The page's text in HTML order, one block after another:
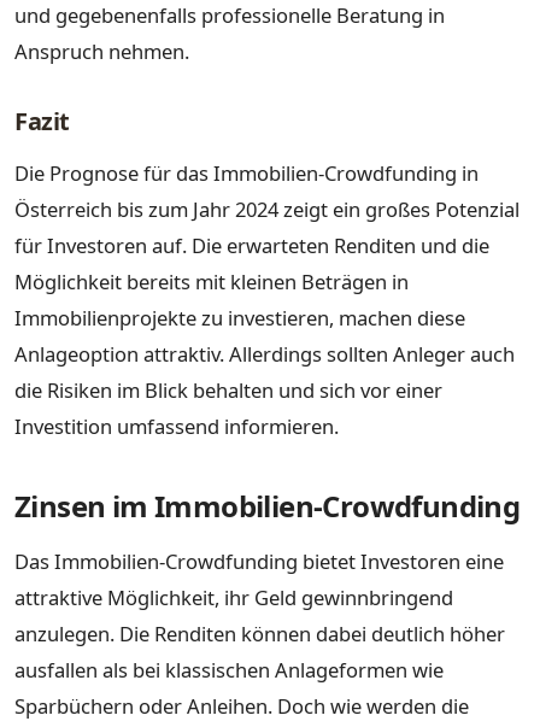
und gegebenenfalls professionelle Beratung in
Anspruch nehmen.
Fazit
Die Prognose für das Immobilien-Crowdfunding in
Österreich bis zum Jahr 2024 zeigt ein großes Potenzial
für Investoren auf. Die erwarteten Renditen und die
Möglichkeit bereits mit kleinen Beträgen in
Immobilienprojekte zu investieren, machen diese
Anlageoption attraktiv. Allerdings sollten Anleger auch
die Risiken im Blick behalten und sich vor einer
Investition umfassend informieren.
Zinsen im Immobilien-Crowdfunding
Das Immobilien-Crowdfunding bietet Investoren eine
attraktive Möglichkeit, ihr Geld gewinnbringend
anzulegen. Die Renditen können dabei deutlich höher
ausfallen als bei klassischen Anlageformen wie
Sparbüchern oder Anleihen. Doch wie werden die